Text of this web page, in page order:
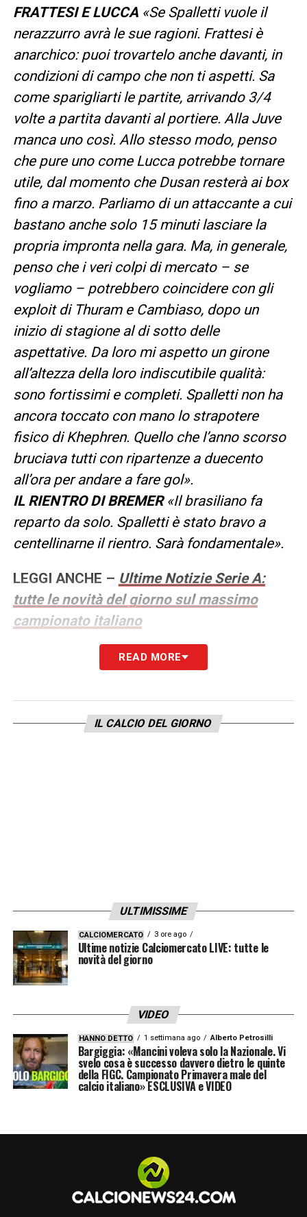
FRATTESI E LUCCA «Se Spalletti vuole il
nerazzurro avrà le sue ragioni. Frattesi è
anarchico: puoi trovartelo anche davanti, in
condizioni di campo che non ti aspetti. Sa
come sparigliarti le partite, arrivando 3/4
volte a partita davanti al portiere. Alla Juve
manca uno così. Allo stesso modo, penso
che pure uno come Lucca potrebbe tornare
utile, dal momento che Dusan resterà ai box
fino a marzo. Parliamo di un attaccante a cui
bastano anche solo 15 minuti lasciare la
propria impronta nella gara. Ma, in generale,
penso che i veri colpi di mercato – se
vogliamo – potrebbero coincidere con gli
exploit di Thuram e Cambiaso, dopo un
inizio di stagione al di sotto delle
aspettative. Da loro mi aspetto un girone
all’altezza della loro indiscutibile qualità:
sono fortissimi e completi. Spalletti non ha
ancora toccato con mano lo strapotere
fisico di Khephren. Quello che l’anno scorso
bruciava tutti con ripartenze a duecento
all’ora per andare a fare gol».
IL RIENTRO DI BREMER «Il brasiliano fa
reparto da solo. Spalletti è stato bravo a
centellinarne il rientro. Sarà fondamentale».
LEGGI ANCHE – Ultime Notizie Serie A:
tutte le novità del giorno sul massimo
campionato italiano
LA PLAYLIST DELLE NOSTRE TOP NEWS
READ MORE
IL CALCIO DEL GIORNO
ULTIMISSIME
CALCIOMERCATO 3 ore ago
Ultime notizie Calciomercato LIVE: tutte le
novità del giorno
VIDEO
HANNO DETTO 1 settimana ago Alberto Petrosilli
Bargiggia: «Mancini voleva solo la Nazionale. Vi
svelo cosa è successo davvero dietro le quinte
della FIGC. Campionato Primavera male del
calcio italiano» ESCLUSIVA e VIDEO